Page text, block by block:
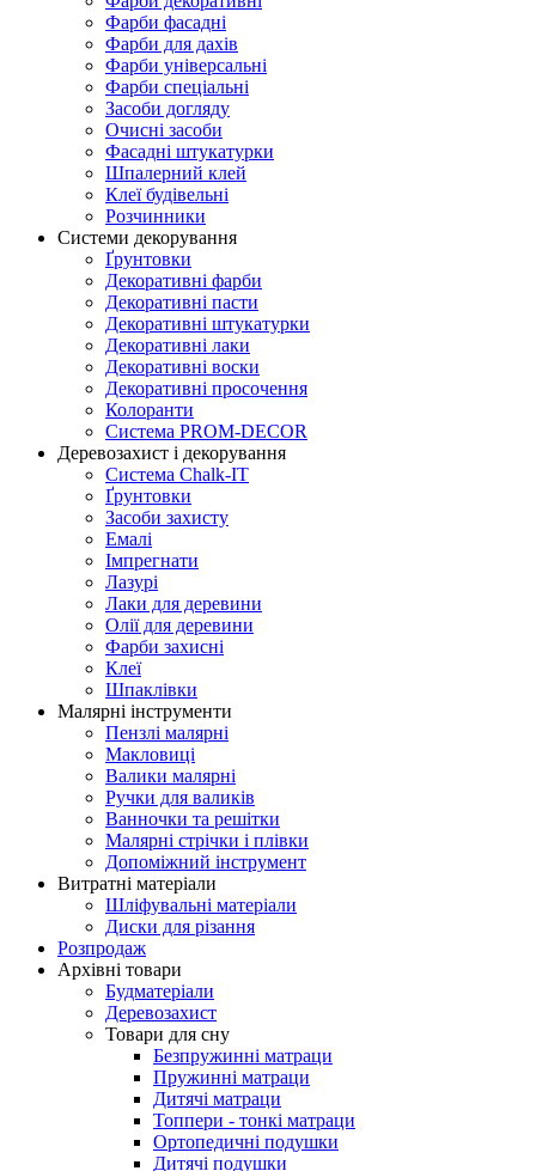
Фарби фасадні
Фарби для дахів
Фарби універсальні
Фарби спеціальні
Засоби догляду
Очисні засоби
Фасадні штукатурки
Шпалерний клей
Клеї будівельні
Розчинники
Системи декорування
Ґрунтовки
Декоративні фарби
Декоративні пасти
Декоративні штукатурки
Декоративні лаки
Декоративні воски
Декоративні просочення
Колоранти
Система PROM-DECOR
Деревозахист і декорування
Система Chalk-IT
Ґрунтовки
Засоби захисту
Емалі
Імпрегнати
Лазурі
Лаки для деревини
Олії для деревини
Фарби захисні
Клеї
Шпаклівки
Малярні інструменти
Пензлі малярні
Макловиці
Валики малярні
Ручки для валиків
Ванночки та решітки
Малярні стрічки і плівки
Допоміжний інструмент
Витратні матеріали
Шліфувальні матеріали
Диски для різання
Розпродаж
Архівні товари
Будматеріали
Деревозахист
Товари для сну
Безпружинні матраци
Пружинні матраци
Дитячі матраци
Топпери - тонкі матраци
Ортопедичні подушки
Дитячі подушки